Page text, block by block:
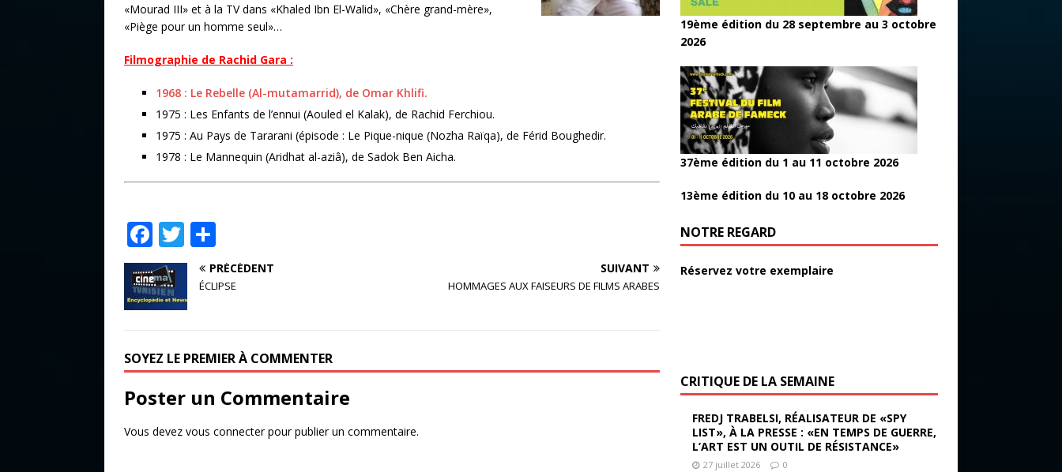
«Mourad III» et à la TV dans «Khaled Ibn El-Walid», «Chère grand-mère»,
«Piège pour un homme seul»…
Filmographie de Rachid Gara :
1968 : Le Rebelle (Al-mutamarrid), de Omar Khlifi.
1975 : Les Enfants de l’ennui (Aouled el Kalak), de Rachid Ferchiou.
1975 : Au Pays de Tararani (épisode : Le Pique-nique (Nozha Raïqa), de Férid Boughedir.
1978 : Le Mannequin (Aridhat al-aziâ), de Sadok Ben Aicha.
F
a
c
e
o
o
k
T
w
it
te
ar
ta
r
PRÉCÉDENT
ÉCLIPSE
SUIVANT
HOMMAGES AUX FAISEURS DE FILMS ARABES
SOYEZ LE PREMIER À COMMENTER
Poster un Commentaire
Vous devez vous connecterpour publier un commentaire.
19ème édition du 28 septembre au 3 octobre
2026
37ème édition du 1 au 11 octobre 2026
13ème édition du 10 au 18 octobre 2026
NOTRE REGARD
Réservez votre exemplaire
CRITIQUE DE LA SEMAINE
FREDJ TRABELSI, RÉALISATEUR DE «SPY
LIST», À LA PRESSE : «EN TEMPS DE GUERRE,
L’ART EST UN OUTIL DE RÉSISTANCE»
27 juillet 2026 0